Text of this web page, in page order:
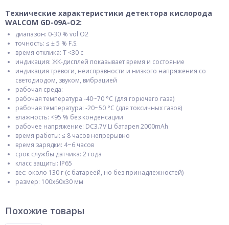
Технические характеристики детектора кислорода
WALCOM GD-09A-О2:
диапазон: 0-30 % vol О2
точность: ≤ ± 5 % F.S.
время отклика: T <30 с
индикация: ЖК-дисплей показывает время и состояние
индикация тревоги, неисправности и низкого напряжения со
светодиодом, звуком, вибрацией
рабочая среда:
рабочая температура -40~70 °С (для горючего газа)
рабочая температура: -20~50 °С (для токсичных газов)
влажность: <95 % без конденсации
рабочее напряжение: DC3.7V Li батарея 2000mAh
время работы: ≤ 8 часов непрерывно
время зарядки: 4~6 часов
срок службы датчика: 2 года
класс защиты: IP65
вес: около 130 г (с батареей, но без принадлежностей)
размер: 100х60х30 мм
Похожие товары